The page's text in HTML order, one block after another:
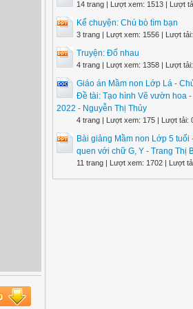
14 trang | Lượt xem: 1513 | Lượt
Kể chuyện: Chú bò tìm bạn
3 trang | Lượt xem: 1556 | Lượt
Truyện: Đố nhau
4 trang | Lượt xem: 1358 | Lượt
Giáo án Mầm non Lớp Lá -
Đề tài: Tạo hình Vẽ vườn hoa
2022 - Nguyễn Thị Thủy
4 trang | Lượt xem: 175 | Lượt tải:
Bài giảng Mầm non Lớp 5 tuổi
quen với chữ G, Y - Trang Thị
11 trang | Lượt xem: 1702 | Lượt